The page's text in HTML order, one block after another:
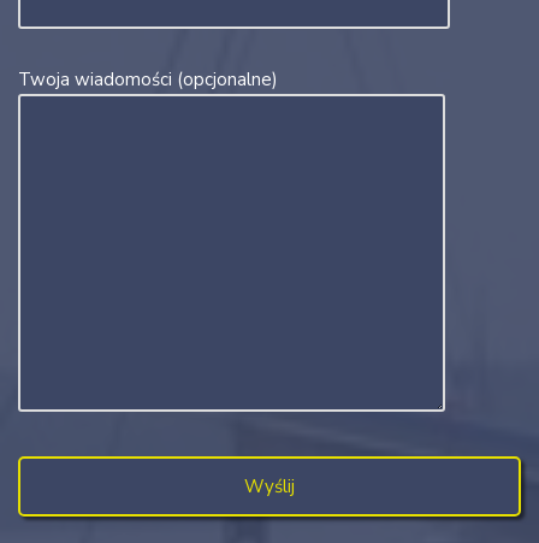
Twoja wiadomości (opcjonalne)